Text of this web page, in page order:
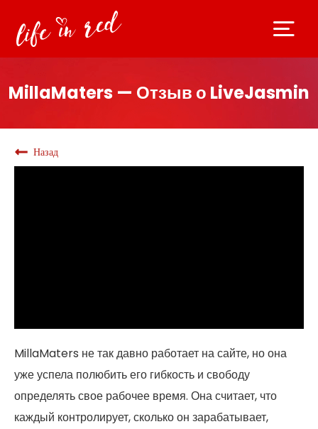
MillaMaters — Отзыв о LiveJasmin
Назад
MillaMaters не так давно работает на сайте, но она
уже успела полюбить его гибкость и свободу
определять свое рабочее время. Она считает, что
каждый контролирует, сколько он зарабатывает,